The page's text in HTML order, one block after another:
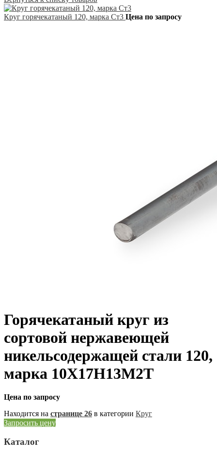
Круг горячекатаный 120, марка Ст3 Цена по запросу
Горячекатаный круг из
сортовой нержавеющей
никельсодержащей стали 120,
марка 10Х17Н13М2Т
Цена по запросу
Находится на странице 26 в категории Круг
Запросить цену
Каталог